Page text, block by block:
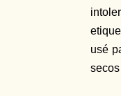
usé